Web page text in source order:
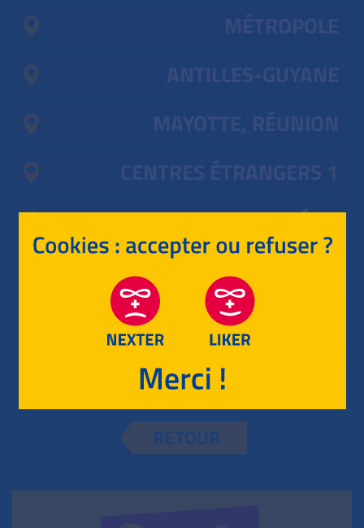
MÉTROPOLE
ANTILLES-GUYANE
MAYOTTE, RÉUNION
CENTRES ÉTRANGERS 1
POLYNÉSIE
AMÉRIQUE DU NORD
NOUVELLE CALÉDONIE
RETOUR